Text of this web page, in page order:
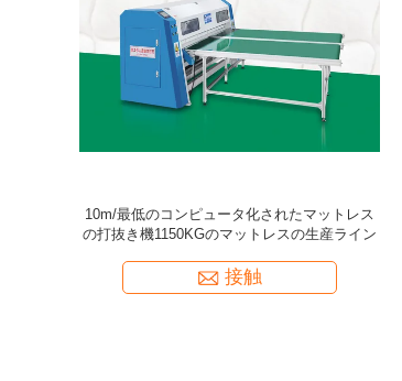
10m/最低のコンピュータ化されたマットレス
の打抜き機1150KGのマットレスの生産ライン
接触